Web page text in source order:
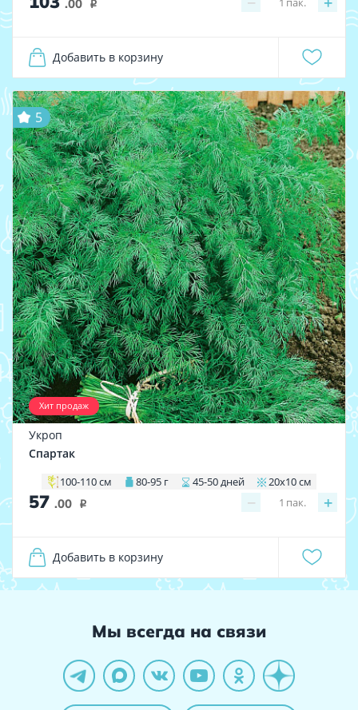
.00 i
Добавить в корзину
Хит продаж
5
Укроп
Спартак
100-110 см 80-95 г 45-50 дней 20х10 см
57 .00 i − +
1 пак.
Добавить в корзину
Мы всегда на связи